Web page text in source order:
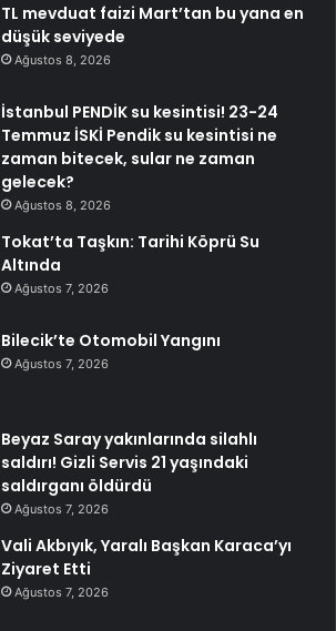
TL mevduat faizi Mart’tan bu yana en
düşük seviyede
Ağustos 8, 2026
İstanbul PENDİK su kesintisi! 23-24
Temmuz İSKİ Pendik su kesintisi ne
zaman bitecek, sular ne zaman
gelecek?
Ağustos 8, 2026
Tokat’ta Taşkın: Tarihi Köprü Su
Altında
Ağustos 7, 2026
Bilecik’te Otomobil Yangını
Ağustos 7, 2026
Beyaz Saray yakınlarında silahlı
saldırı! Gizli Servis 21 yaşındaki
saldırganı öldürdü
Ağustos 7, 2026
Vali Akbıyık, Yaralı Başkan Karaca’yı
Ziyaret Etti
Ağustos 7, 2026